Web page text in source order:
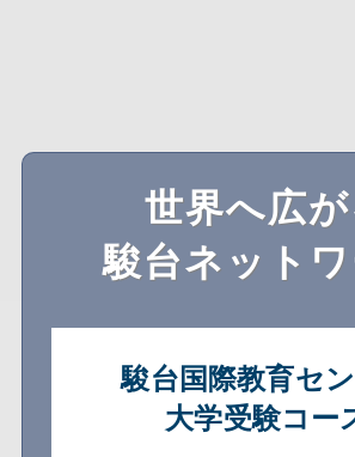
世界へ広が
駿台ネットワ
駿台国際教育セ
大学受験コー